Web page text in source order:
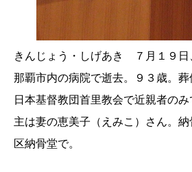
きんじょう・しげあき ７月１９日
那覇市内の病院で逝去。９３歳。葬
日本基督教団首里教会で近親者の
主は妻の恵美子（えみこ）さん。
区納骨堂で。